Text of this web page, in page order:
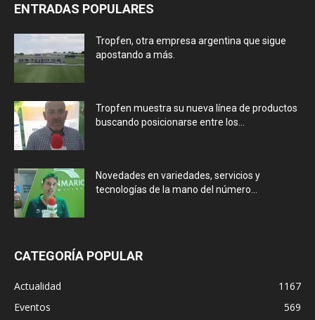
ENTRADAS POPULARES
Tropfen, otra empresa argentina que sigue
apostando a más.
Tropfen muestra su nueva línea de productos
buscando posicionarse entre los...
Novedades en variedades, servicios y
tecnologías de la mano del número...
CATEGORÍA POPULAR
Actualidad
1167
Eventos
569